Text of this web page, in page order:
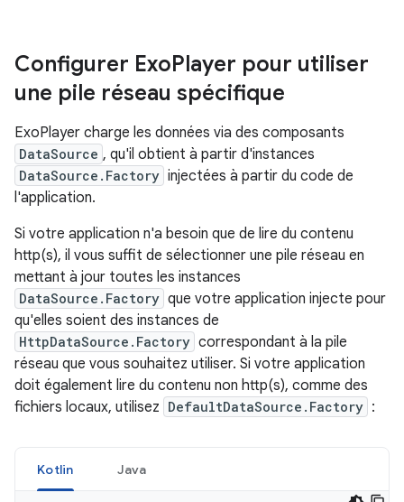
Configurer ExoPlayer pour utiliser
une pile réseau spécifique
ExoPlayer charge les données via des composants
DataSource , qu'il obtient à partir d'instances
DataSource.Factory injectées à partir du code de
l'application.
Si votre application n'a besoin que de lire du contenu
http(s), il vous suffit de sélectionner une pile réseau en
mettant à jour toutes les instances
DataSource.Factory que votre application injecte pour
qu'elles soient des instances de
HttpDataSource.Factory correspondant à la pile
réseau que vous souhaitez utiliser. Si votre application
doit également lire du contenu non http(s), comme des
fichiers locaux, utilisez DefaultDataSource.Factory :
Kotlin Java